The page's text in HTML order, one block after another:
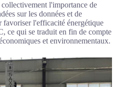
l'importance de
sur les données et de
favoriser l'efficacité énergétique
ce qui se traduit en fin de compte
et environnementaux.